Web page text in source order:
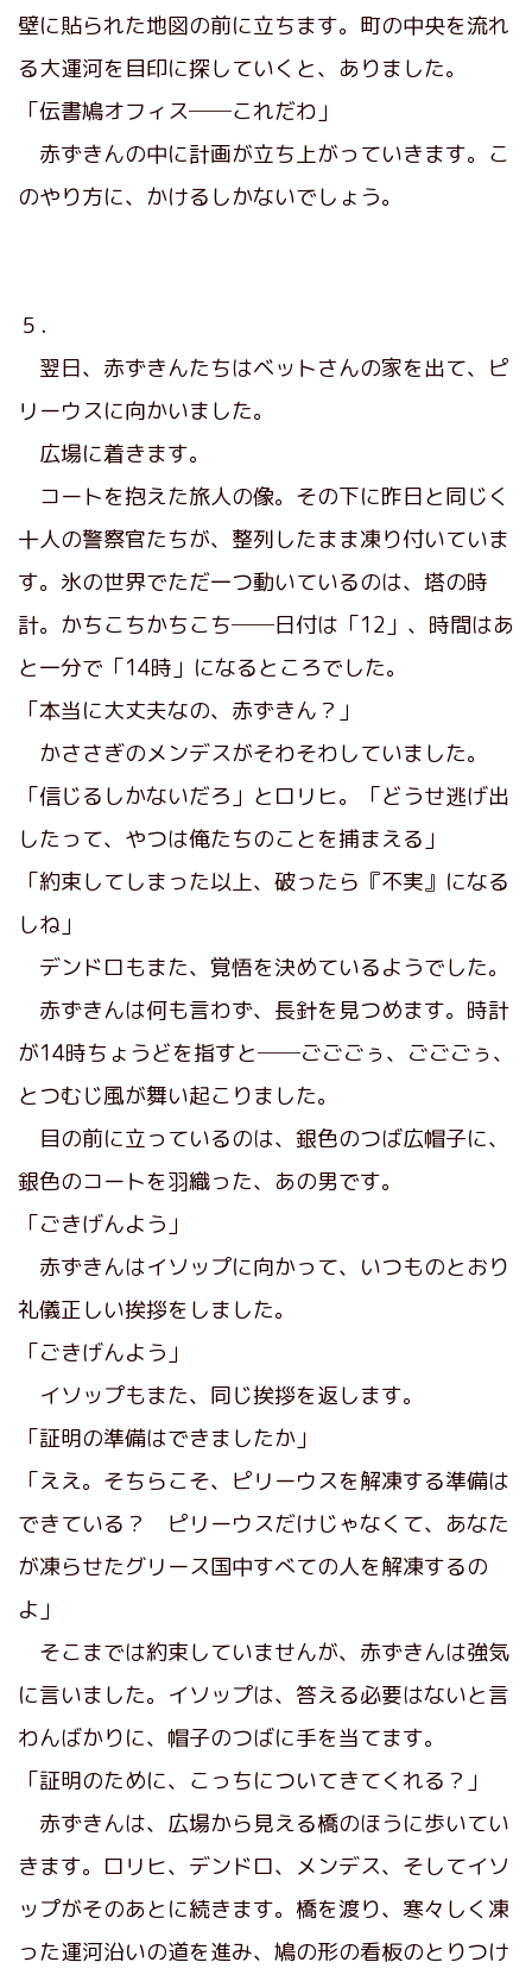
壁に貼られた地図の前に立ちます。町の中央を流れ
る大運河を目印に探していくと、ありました。
「伝書鳩オフィス──これだわ」
赤ずきんの中に計画が立ち上がっていきます。こ
のやり方に、かけるしかないでしょう。
５．
翌日、赤ずきんたちはベットさんの家を出て、ピ
リーウスに向かいました。
広場に着きます。
コートを抱えた旅人の像。その下に昨日と同じく
十人の警察官たちが、整列したまま凍り付いていま
す。氷の世界でただ一つ動いているのは、塔の時
計。かちこちかちこち──日付は「12」、時間はあ
と一分で「14時」になるところでした。
「本当に大丈夫なの、赤ずきん？」
かささぎのメンデスがそわそわしていました。
「信じるしかないだろ」とロリヒ。「どうせ逃げ出
したって、やつは俺たちのことを捕まえる」
「約束してしまった以上、破ったら『不実』になる
しね」
デンドロもまた、覚悟を決めているようでした。
赤ずきんは何も言わず、長針を見つめます。時計
が14時ちょうどを指すと──ごごごぅ、ごごごぅ、
とつむじ風が舞い起こりました。
目の前に立っているのは、銀色のつば広帽子に、
銀色のコートを羽織った、あの男です。
「ごきげんよう」
赤ずきんはイソップに向かって、いつものとおり
礼儀正しい挨拶をしました。
「ごきげんよう」
イソップもまた、同じ挨拶を返します。
「証明の準備はできましたか」
「ええ。そちらこそ、ピリーウスを解凍する準備は
できている？ ピリーウスだけじゃなくて、あなた
が凍らせたグリース国中すべての人を解凍するの
よ」
そこまでは約束していませんが、赤ずきんは強気
に言いました。イソップは、答える必要はないと言
わんばかりに、帽子のつばに手を当てます。
「証明のために、こっちについてきてくれる？」
赤ずきんは、広場から見える橋のほうに歩いてい
きます。ロリヒ、デンドロ、メンデス、そしてイソ
ップがそのあとに続きます。橋を渡り、寒々しく凍
った運河沿いの道を進み、鳩の形の看板のとりつけ